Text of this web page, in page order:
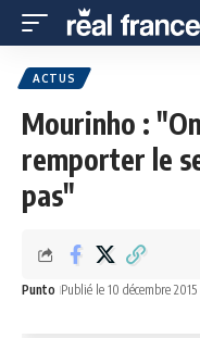
ACTUS
Mourinho :
remporter le
pas"
Punto Publié le 10 décembre 2015